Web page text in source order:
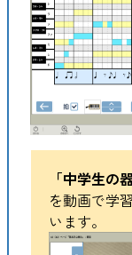
「中学生の
を動画で学
います。